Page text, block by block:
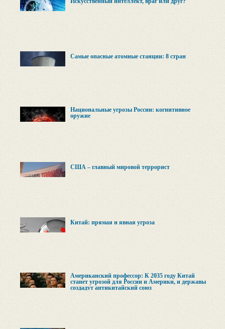
Самые опасные атомные станции: 8 стран
Национальные угрозы России: когнитивное
оружие
США – главный мировой террорист
Китай: прямая и явная угроза
Американский профессор: К 2035 году Китай
станет угрозой для России и Америки, и державы
создадут антикитайский союз